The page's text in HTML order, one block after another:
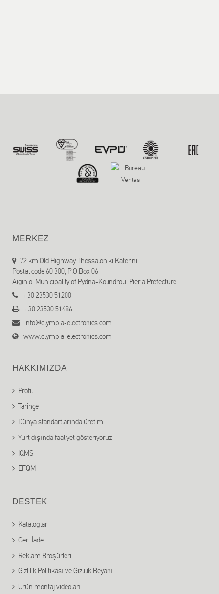
MERKEZ
72 km Old Highway Thessaloniki Katerini
Postal code 60 300, P.O.Box 06
Aiginio, Municipality of Pydna-Kolindrou, Pieria Prefecture
+30 23530 51200
+30 23530 51486
info@olympia-electronics.com
www.olympia-electronics.com
HAKKIMIZDA
Profil
Tarihçe
Dünya standartlarında üretim
Yurt dışında faaliyet gösteriyoruz
IQMS
EFQM
DESTEK
Kataloglar
Geri İade
Reklam Broşürleri
Gizlilik Politikası ve Gizlilik Beyanı
Ürün montaj videoları